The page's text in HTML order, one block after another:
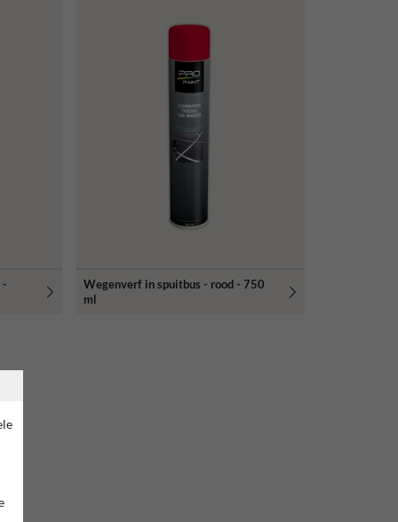
-
Wegenverf in spuitbus - rood - 750
ml